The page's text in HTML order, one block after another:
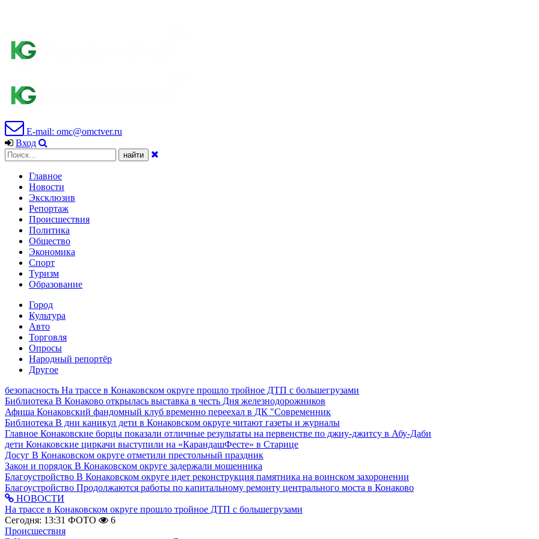
E-mail: omc@omctver.ru
Вход
Главное
Новости
Эксклюзив
Репортаж
Происшествия
Политика
Общество
Экономика
Спорт
Туризм
Образование
Город
Культура
Авто
Торговля
Опросы
Народный репортёр
Другое
безопасность На трассе в Конаковском округе прошло тройное ДТП с большегрузами
Библиотека В Конаково открылась выставка в честь Дня железнодорожников
Афиша Конаковский фандомный клуб временно переехал в ДК "Современник
Библиотека В дни каникул дети в Конаковском округе читают газеты и журналы
Главное Конаковские борцы показали отличные результаты на первенстве по джиу-джитсу в Абу-Даби
дети Конаковские циркачи выступили на «КарандашФесте» в Старице
Досуг В Конаковском округе отметили престольный праздник
Закон и порядок В Конаковском округе задержали мошенника
Благоустройство В Конаковском округе идет реконструкция памятника на воинском захоронении
Благоустройство Продолжаются работы по капитальному ремонту центрального моста в Конаково
НОВОСТИ
На трассе в Конаковском округе прошло тройное ДТП с большегрузами
Сегодня: 13:31 ФОТО
6
Происшествия